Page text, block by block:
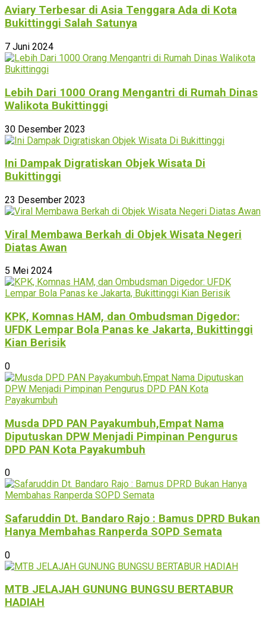
Aviary Terbesar di Asia Tenggara Ada di Kota
Bukittinggi Salah Satunya
7 Juni 2024
Lebih Dari 1000 Orang Mengantri di Rumah Dinas
Walikota Bukittinggi
30 Desember 2023
Ini Dampak Digratiskan Objek Wisata Di
Bukittinggi
23 Desember 2023
Viral Membawa Berkah di Objek Wisata Negeri
Diatas Awan
5 Mei 2024
KPK, Komnas HAM, dan Ombudsman Digedor:
UFDK Lempar Bola Panas ke Jakarta, Bukittinggi
Kian Berisik
0
Musda DPD PAN Payakumbuh,Empat Nama
Diputuskan DPW Menjadi Pimpinan Pengurus
DPD PAN Kota Payakumbuh
0
Safaruddin Dt. Bandaro Rajo : Bamus DPRD Bukan
Hanya Membahas Ranperda SOPD Semata
0
MTB JELAJAH GUNUNG BUNGSU BERTABUR
HADIAH